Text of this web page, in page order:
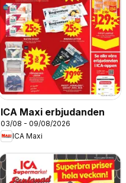
ICA Maxi erbjudanden
03/08 - 09/08/2026
ICA Maxi